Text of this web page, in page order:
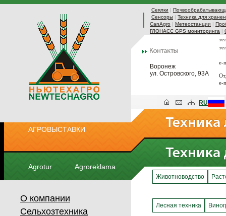
Сеялки |
Сенсоры | Техника для
CanAgro | Метеостанции |
ГЛОНАСС GPS мониторинга |
Воронеж
ул. Островского, 93А
e-
e-
АГРОВЫСТАВКИ
Agrotur Agroreklama
RU
О компании
Сельхозтехника
Животноводство
Лесная техника